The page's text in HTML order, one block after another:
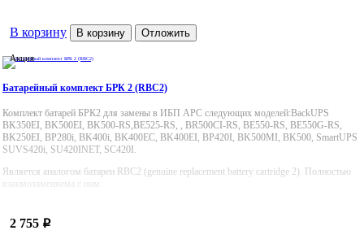
В корзину В корзину Отложить
Акция
Батарейный комплект БРК 2 (RBC2)
Комплект батарей БРК2 для замены в ИБП APC следующих моделей:BackUPS
BK350EI, BK500EI, BK500-RS,BE525-RS, , BR500CI-RS, BE550-RS, BE550G-RS,
BK250EI, BP280i, BK400i, BK400EC, BK400EI, BP420I, BK500MI, BK500, SmartUPS
SUVS420i, SU420INET, SC420I.
Является аналогом батареи RBC2 (genuine replacement battery cartridge 2). Полностью
взаимозаменяема с ним.
2 755 p